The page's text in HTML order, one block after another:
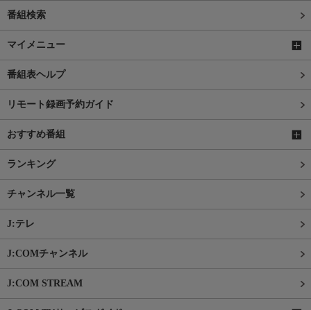
番組検索
マイメニュー
番組表ヘルプ
リモート録画予約ガイド
おすすめ番組
ランキング
チャンネル一覧
J:テレ
J:COMチャンネル
J:COM STREAM